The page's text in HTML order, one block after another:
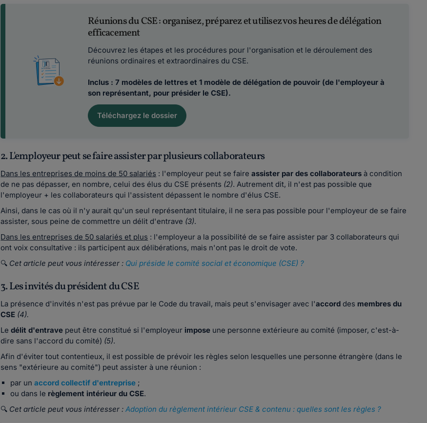
Réunions du CSE : organisez, préparez et utilisez vos heures de délégation
efficacement
Découvrez les étapes et les procédures pour l'organisation et le déroulement des
réunions ordinaires et extraordinaires du CSE.
Inclus : 7 modèles de lettres et 1 modèle de délégation de pouvoir (de l'employeur à
son représentant, pour présider le CSE).
Téléchargez le dossier
2. L'employeur peut se faire assister par plusieurs collaborateurs
Dans les entreprises de moins de 50 salariés : l'employeur peut se faireassister par des collaborateurs à condition
de ne pas dépasser, en nombre, celui des élus du CSE présents (2). Autrement dit, il n'est pas possible que
l'employeur + les collaborateurs qui l'assistent dépassent le nombre d'élus CSE.
Ainsi, dans le cas où il n'y aurait qu'un seul représentant titulaire, il ne sera pas possible pour l'employeur de se faire
assister, sous peine de commettre un délit d'entrave (3).
Dans les entreprises de 50 salariés et plus : l'employeur a la possibilité de se faire assister par 3 collaborateurs qui
ont voix consultative : ils participent aux délibérations, mais n'ont pas le droit de vote.
🔍 Cet article peut vous intéresser : Qui préside le comité social et économique (CSE) ?
3. Les invités du président du CSE
La présence d'invités n'est pas prévue par le Code du travail, mais peut s'envisager avec l'accord des membres du
CSE (4).
Le délit d'entrave peut être constitué si l'employeur impose une personne extérieure au comité (imposer, c'est-à-
dire sans l'accord du comité) (5).
Afin d'éviter tout contentieux, il est possible de prévoir les règles selon lesquelles une personne étrangère (dans le
sens "extérieure au comité") peut assister à une réunion :
par unaccord collectif d'entreprise ;
ou dans le règlement intérieur du CSE.
🔍 Cet article peut vous intéresser :Adoption du règlement intérieur CSE & contenu : quelles sont les règles ?